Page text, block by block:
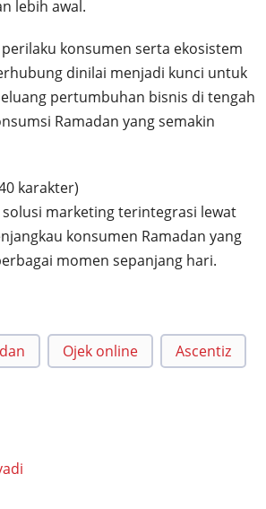
lebih awal.
konsumen serta ekosistem
dinilai menjadi kunci untuk
pertumbuhan bisnis di tengah
Ramadan yang semakin
karakter)
marketing terintegrasi lewat
konsumen Ramadan yang
momen sepanjang hari.
Ojek online Ascentiz